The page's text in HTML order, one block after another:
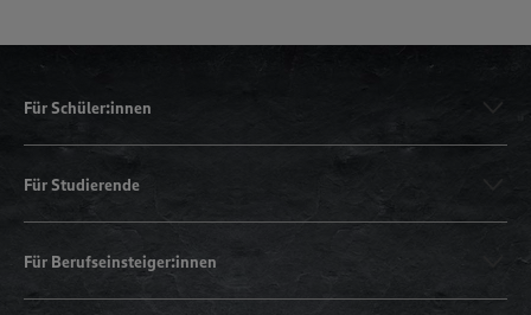
Für Schüler:innen
Für Studierende
Für Berufseinsteiger:innen